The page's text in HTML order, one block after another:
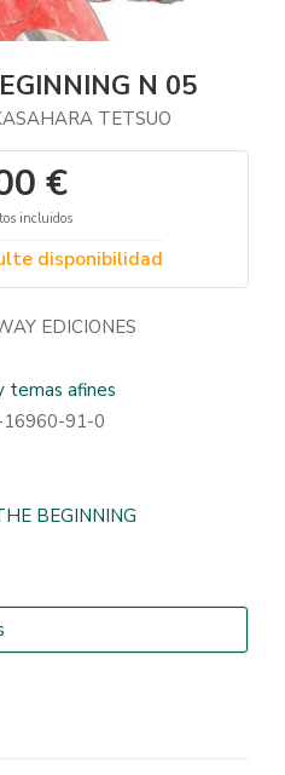
N 05
TETSUO
€
incluidos
disponibilidad
EDICIONES
temas afines
91-0
BEGINNING